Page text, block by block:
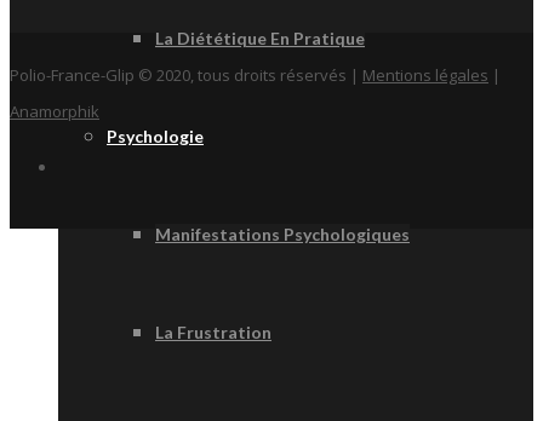
La Diététique En Pratique
Psychologie
Manifestations Psychologiques
La Frustration
Polio-France-Glip © 2020, tous droits réservés | Mentions légales |
Anamorphik